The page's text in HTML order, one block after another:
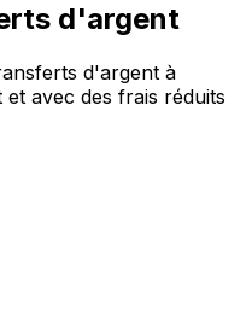
d'argent
d'argent à
avec des frais réduits